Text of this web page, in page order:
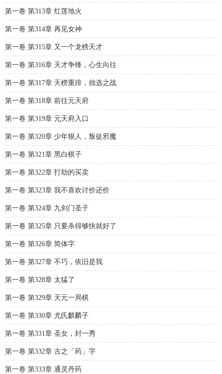
第一卷 第313章 红莲地火
第一卷 第314章 再见女神
第一卷 第315章 又一个龙榜天才
第一卷 第316章 天才争锋，心生向往
第一卷 第317章 天榜重排，拙选之战
第一卷 第318章 前往元天府
第一卷 第319章 元天府入口
第一卷 第320章 少年狠人，叛徒邪魔
第一卷 第321章 黑白棋子
第一卷 第322章 打劫的买卖
第一卷 第323章 我不喜欢讨价还价
第一卷 第324章 九剑门圣子
第一卷 第325章 只要杀得够快就好了
第一卷 第326章 简体字
第一卷 第327章 不巧，依旧是我
第一卷 第328章 太猛了
第一卷 第329章 天元一局棋
第一卷 第330章 尤氏麒麟子
第一卷 第331章 圣女，封一秀
第一卷 第332章 古之「药」字
第一卷 第333章 通灵丹药